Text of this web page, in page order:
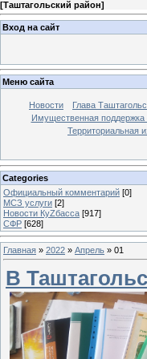
[Таштагольский район]
Вход на сайт
Меню сайта
Новости Глава
Имущественная
Территориальная
Categories
Официальный комментарий [0]
МСЗ услуги [2]
Новости КуZбасса [917]
СФР [628]
Главная » 2022 » Апрель » 01
В